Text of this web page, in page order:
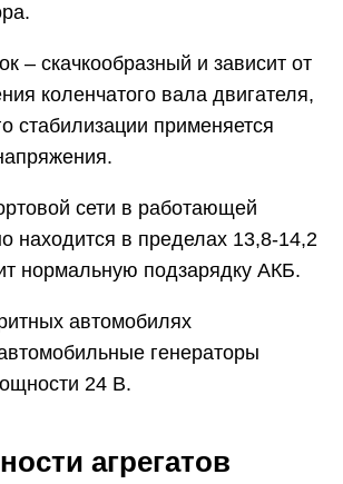
– скачкообразный и зависит от
коленчатого вала двигателя,
стабилизации применяется
сети в работающей
находится в пределах 13,8-14,2
нормальную подзарядку АКБ.
автомобилях
генераторы
24 В.
агрегатов